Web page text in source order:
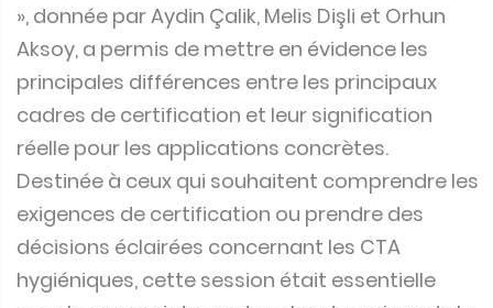
», donnée par Aydin Çalik, Melis Dişli et Orhun
Aksoy, a permis de mettre en évidence les
principales différences entre les principaux
cadres de certification et leur signification
réelle pour les applications concrètes.
Destinée à ceux qui souhaitent comprendre les
exigences de certification ou prendre des
décisions éclairées concernant les CTA
hygiéniques, cette session était essentielle